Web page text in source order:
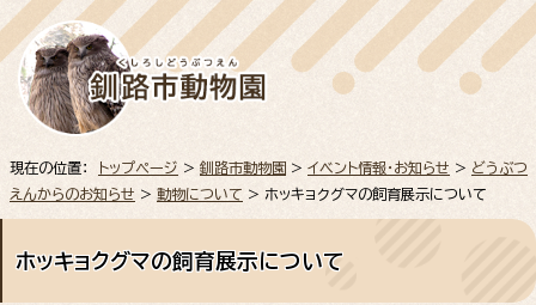
現在の位置： トップページ > 釧路市動物園 > イベント情報・お知らせ > どうぶつ
えんからのお知らせ > 動物について > ホッキョクグマの飼育展示について
ホッキョクグマの飼育展示について